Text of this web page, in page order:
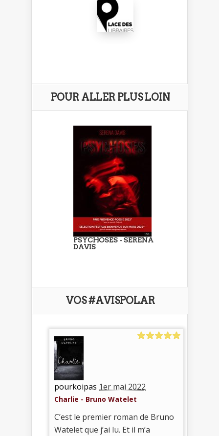
POUR ALLER PLUS LOIN
PSYCHOSES - SERENA
DAVIS
VOS #AVISPOLAR
pourkoipas 1er mai 2022
Charlie - Bruno Watelet
C’est le premier roman de Bruno
Watelet que j’ai lu. Et il m’a